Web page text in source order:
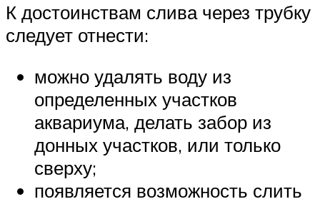
К достоинствам слива через трубку
следует отнести:
можно удалять воду из
определенных участков
аквариума, делать забор из
донных участков, или только
сверху;
появляется возможность слить